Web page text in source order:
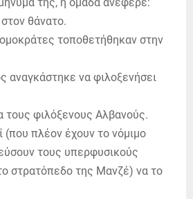
θάνατο.
τοποθετήθηκαν στην
αναγκάστηκε να φιλοξενήσει
τους φιλόξενους Αλβανούς.
(που πλέον έχουν το νόμιμο
τους υπερφυσικούς
στρατόπεδο της Μανζέ) να το